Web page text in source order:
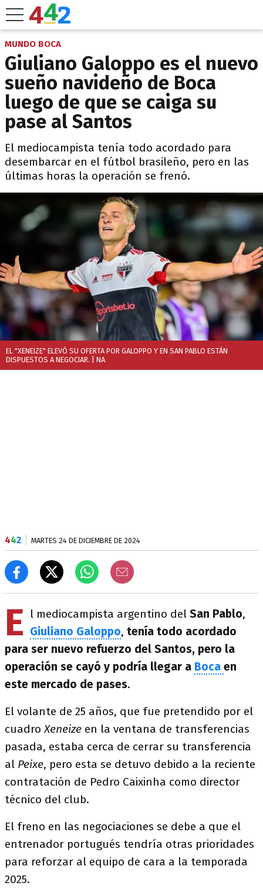
MUNDO BOCA
Giuliano Galoppo es el nuevo
sueño navideño de Boca
luego de que se caiga su
pase al Santos
El mediocampista tenía todo acordado para
desembarcar en el fútbol brasileño, pero en las
últimas horas la operación se frenó.
EL "XENEIZE" ELEVÓ SU OFERTA POR GALOPPO Y EN SAN PABLO ESTÁN
DISPUESTOS A NEGOCIAR. | NA
442 MARTES 24 DE DICIEMBRE DE 2024
E l mediocampista argentino del San Pablo,
Giuliano Galoppo, tenía todo acordado
para ser nuevo refuerzo del Santos, pero la
operación se cayó y podría llegar a Boca en
este mercado de pases.
El volante de 25 años, que fue pretendido por el
cuadroXeneize en la ventana de transferencias
pasada, estaba cerca de cerrar su transferencia
al Peixe, pero esta se detuvo debido a la reciente
contratación de Pedro Caixinha como director
técnico del club.
El freno en las negociaciones se debe a que el
entrenador portugués tendría otras prioridades
para reforzar al equipo de cara a la temporada
2025.